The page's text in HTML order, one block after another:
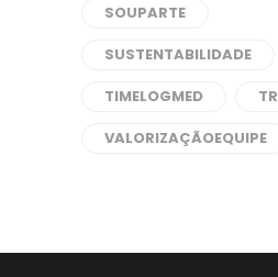
SOUPARTE
SUSTENTABILIDADE
TIMELOGMED
VALORIZAÇÃOEQUIPE